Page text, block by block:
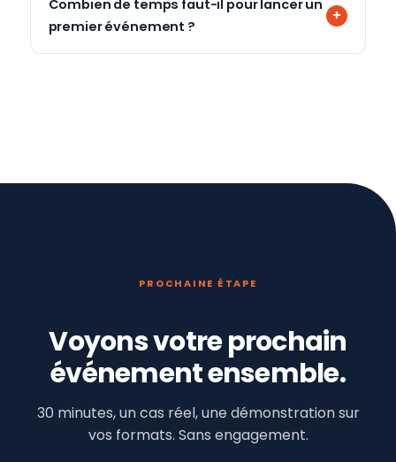
Combien de temps faut-il pour lancer un
premier événement ?
PROCHAINE ÉTAPE
Voyons votre prochain
événement ensemble.
30 minutes, un cas réel, une démonstration sur
vos formats. Sans engagement.